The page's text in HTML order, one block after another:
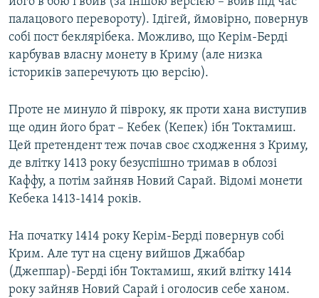
палацового перевороту). Ідігей, ймовірно, повернув
собі пост беклярібека. Можливо, що Керім-Берді
карбував власну монету в Криму (але низка
істориків заперечують цю версію).
Проте не минуло й півроку, як проти хана виступив
ще один його брат – Кебек (Кепек) ібн Токтамиш.
Цей претендент теж почав своє сходження з Криму,
де влітку 1413 року безуспішно тримав в облозі
Каффу, а потім зайняв Новий Сарай. Відомі монети
Кебека 1413-1414 років.
На початку 1414 року Керім-Берді повернув собі
Крим. Але тут на сцену вийшов Джаббар
(Джеппар)-Берді ібн Токтамиш, який влітку 1414
року зайняв Новий Сарай і оголосив себе ханом.